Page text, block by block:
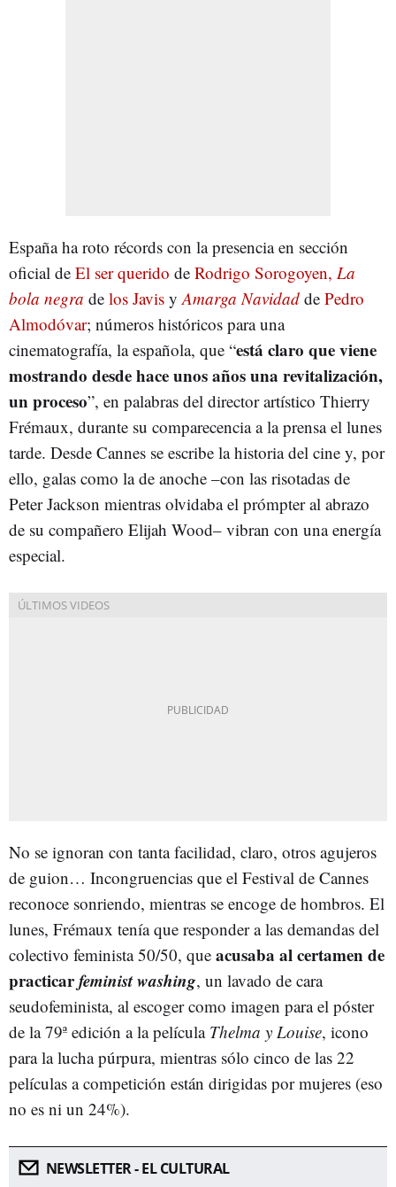
España ha roto récords con la presencia en sección
oficial de El ser querido de Rodrigo Sorogoyen, La
bola negra de los Javis y Amarga Navidad de Pedro
Almodóvar; números históricos para una
cinematografía, la española, que “está claro que viene
mostrando desde hace unos años una revitalización,
un proceso”, en palabras del director artístico Thierry
Frémaux, durante su comparecencia a la prensa el lunes
tarde. Desde Cannes se escribe la historia del cine y, por
ello, galas como la de anoche –con las risotadas de
Peter Jackson mientras olvidaba el prómpter al abrazo
de su compañero Elijah Wood– vibran con una energía
especial.
No se ignoran con tanta facilidad, claro, otros agujeros
de guion… Incongruencias que el Festival de Cannes
reconoce sonriendo, mientras se encoge de hombros. El
lunes, Frémaux tenía que responder a las demandas del
colectivo feminista 50/50, que acusaba al certamen de
practicarfeminist washing, un lavado de cara
seudofeminista, al escoger como imagen para el póster
de la 79ª edición a la película Thelma y Louise, icono
para la lucha púrpura, mientras sólo cinco de las 22
películas a competición están dirigidas por mujeres (eso
no es ni un 24%).
NEWSLETTER - EL CULTURAL